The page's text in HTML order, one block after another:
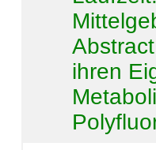
ihren